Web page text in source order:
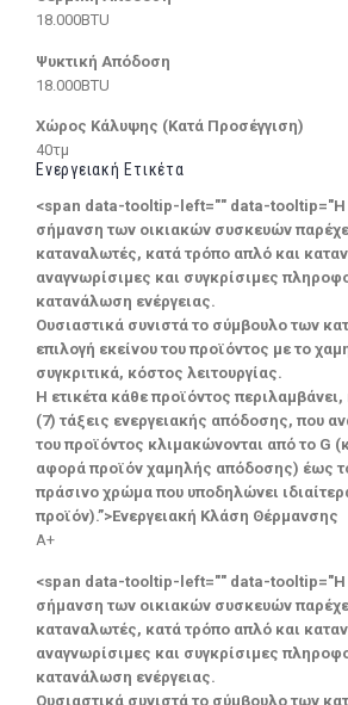
18.000BTU
Ψυκτική Απόδοση
18.000BTU
Χώρος Κάλυψης (Κατά Προσέγγιση)
40τμ
Ενεργειακή Ετικέτα
<span data-tooltip-left="" data-tooltip="Η
σήμανση των οικιακών συσκευών
καταναλωτές, κατά τρόπο απλό και
αναγνωρίσιμες και συγκρίσιμες
κατανάλωση ενέργειας.
Ουσιαστικά συνιστά το σύμβουλο των
επιλογή εκείνου του προϊόντος με το
συγκριτικά, κόστος λειτουργίας.
Η ετικέτα κάθε προϊόντος
(7) τάξεις ενεργειακής απόδοσης, που
του προϊόντος κλιμακώνονται από το G
αφορά προϊόν χαμηλής απόδοσης) έως
πράσινο χρώμα που υποδηλώνει
προϊόν).”>Ενεργειακή Κλάση Θέρμανσης
A+
<span data-tooltip-left="" data-tooltip="Η
σήμανση των οικιακών συσκευών
καταναλωτές, κατά τρόπο απλό και
αναγνωρίσιμες και συγκρίσιμες
κατανάλωση ενέργειας.
Ουσιαστικά συνιστά το σύμβουλο των